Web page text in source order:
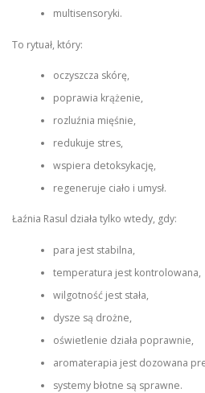
multisensoryki.
To rytuał, który:
oczyszcza skórę,
poprawia krążenie,
rozluźnia mięśnie,
redukuje stres,
wspiera detoksykację,
regeneruje ciało i umysł.
Łaźnia Rasul działa tylko wtedy, gdy:
para jest stabilna,
temperatura jest kontrolowana,
wilgotność jest stała,
dysze są drożne,
oświetlenie działa poprawnie,
aromaterapia jest dozowana
systemy błotne są sprawne.